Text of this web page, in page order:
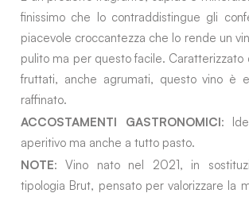
finissimo che lo contraddistingue gli
piacevole croccantezza che lo rende un
pulito ma per questo facile. Caratterizzato
fruttati, anche agrumati, questo vino è
raffinato.
ACCOSTAMENTI GASTRONOMICI:
aperitivo ma anche a tutto pasto.
NOTE: Vino nato nel 2021, in
tipologia Brut, pensato per valorizzare la